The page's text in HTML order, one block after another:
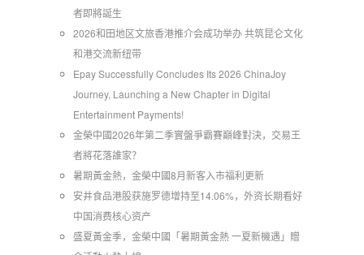
者即將誕生
2026和田地区文旅香港推介会成功举办 共筑昆仑文化
和港交流新纽带
Epay Successfully Concludes Its 2026 ChinaJoy
Journey, Launching a New Chapter in Digital
Entertainment Payments!
金榮中國2026年第二季實盤爭霸賽巔峰對決，交易王
者將花落誰家？
暑期黃金熱，金榮中國8月新客入市福利更新
安井食品港股获施罗德增持至14.06%，外资长期看好
中国消费核心资产
​盛夏黃金季，金榮中國「暑期黃金熱 一夏新機遇」贈